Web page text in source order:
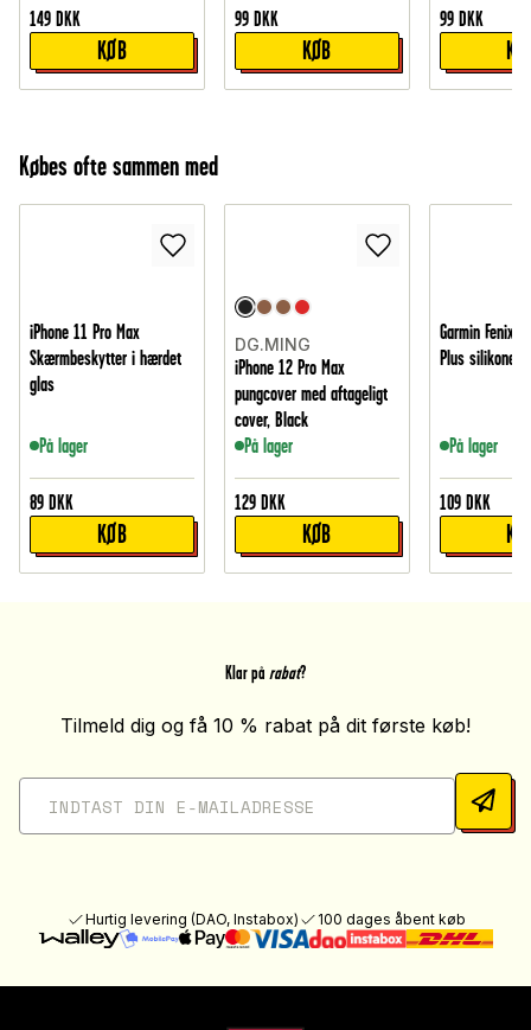
149 DKK
KØB
99 DKK
KØB
99 DKK
Købes ofte sammen med
iPhone 11 Pro Max
Skærmbeskytter i hærdet
glas
På lager
89 DKK
KØB
DG.MING
iPhone 12 Pro Max
pungcover med aftageligt
cover, Black
På lager
129 DKK
KØB
Garmin Fenix
Plus
På lager
109 DKK
Klar på rabat?
Tilmeld dig og få 10 % rabat på dit første køb!
Hurtig levering (DAO, Instabox) 100 dages åbent køb